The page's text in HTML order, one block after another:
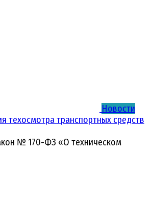
Новости
техосмотра транспортных средств
№ 170-ФЗ «О техническом